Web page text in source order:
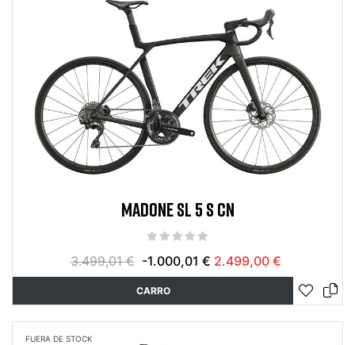
MADONE SL 5 S CN
3.499,01 € -1.000,01 € 2.499,00 €
CARRO
FUERA DE STOCK